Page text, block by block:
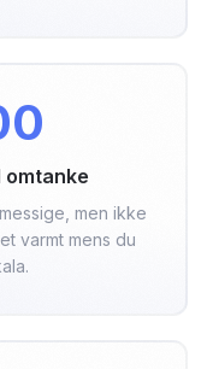
omtanke
men ikke
varmt mens du